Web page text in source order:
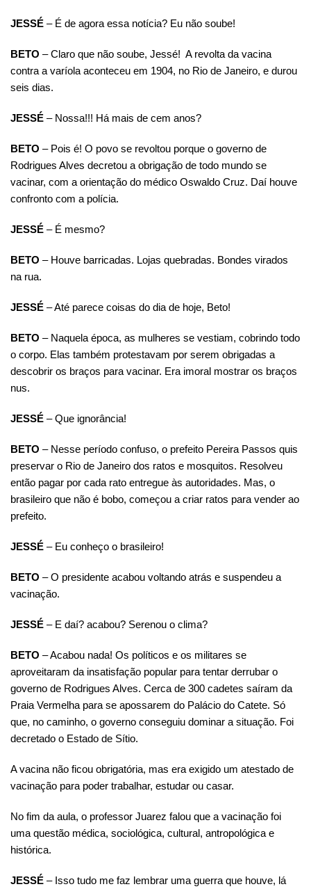
JESSÉ – É de agora essa notícia? Eu não soube!
BETO – Claro que não soube, Jessé! A revolta da vacina
contra a varíola aconteceu em 1904, no Rio de Janeiro, e durou
seis dias.
JESSÉ – Nossa!!! Há mais de cem anos?
BETO – Pois é! O povo se revoltou porque o governo de
Rodrigues Alves decretou a obrigação de todo mundo se
vacinar, com a orientação do médico Oswaldo Cruz. Daí houve
confronto com a polícia.
JESSÉ – É mesmo?
BETO – Houve barricadas. Lojas quebradas. Bondes virados
na rua.
JESSÉ – Até parece coisas do dia de hoje, Beto!
BETO – Naquela época, as mulheres se vestiam, cobrindo todo
o corpo. Elas também protestavam por serem obrigadas a
descobrir os braços para vacinar. Era imoral mostrar os braços
nus.
JESSÉ – Que ignorância!
BETO – Nesse período confuso, o prefeito Pereira Passos quis
preservar o Rio de Janeiro dos ratos e mosquitos. Resolveu
então pagar por cada rato entregue às autoridades. Mas, o
brasileiro que não é bobo, começou a criar ratos para vender ao
prefeito.
JESSÉ – Eu conheço o brasileiro!
BETO – O presidente acabou voltando atrás e suspendeu a
vacinação.
JESSÉ – E daí? acabou? Serenou o clima?
BETO – Acabou nada! Os políticos e os militares se
aproveitaram da insatisfação popular para tentar derrubar o
governo de Rodrigues Alves. Cerca de 300 cadetes saíram da
Praia Vermelha para se apossarem do Palácio do Catete. Só
que, no caminho, o governo conseguiu dominar a situação. Foi
decretado o Estado de Sítio.
A vacina não ficou obrigatória, mas era exigido um atestado de
vacinação para poder trabalhar, estudar ou casar.
No fim da aula, o professor Juarez falou que a vacinação foi
uma questão médica, sociológica, cultural, antropológica e
histórica.
JESSÉ – Isso tudo me faz lembrar uma guerra que houve, lá